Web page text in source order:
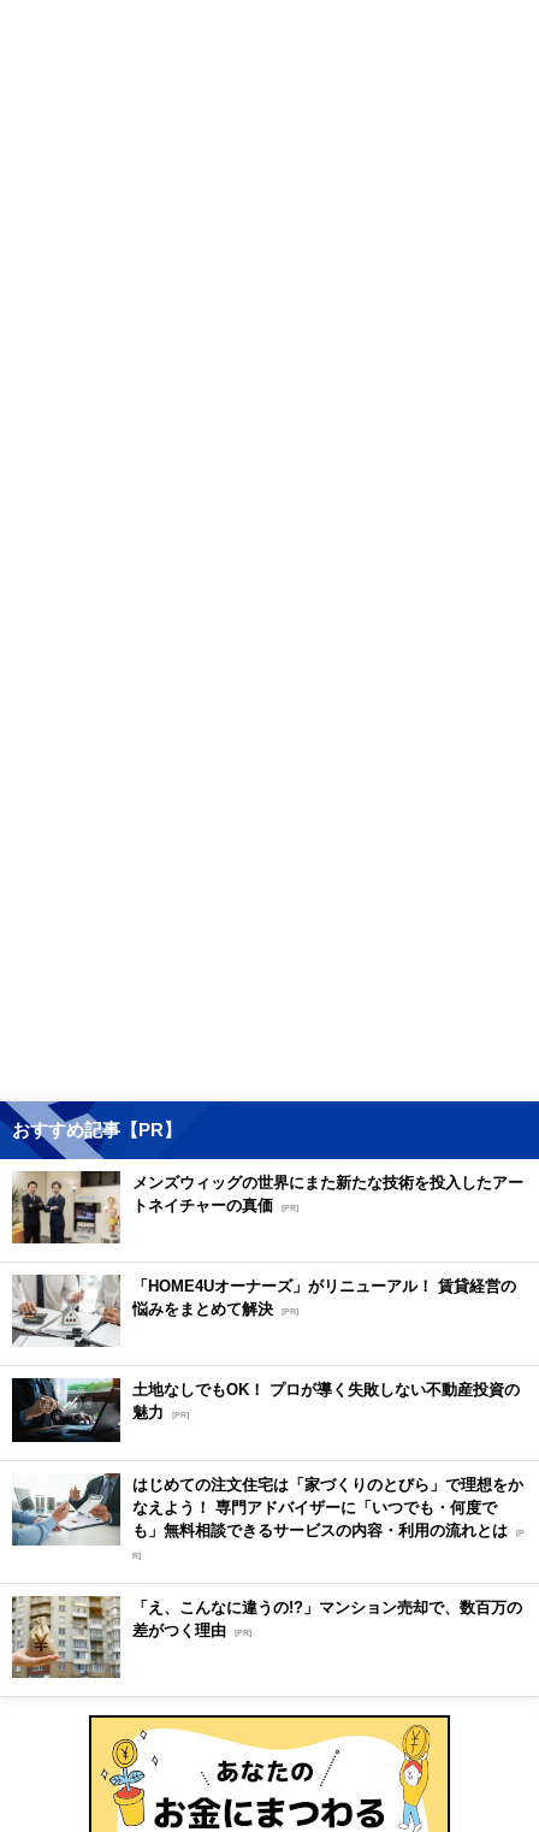
おすすめ記事【PR】
メンズウィッグの世界にまた新たな技術を投入したアー
トネイチャーの真価 [PR]
「HOME4Uオーナーズ」がリニューアル！ 賃貸経営の
悩みをまとめて解決 [PR]
土地なしでもOK！ プロが導く失敗しない不動産投資の
魅力
[PR]
はじめての注文住宅は「家づくりのとびら」で理想をか
なえよう！ 専門アドバイザーに「いつでも・何度で
も」無料相談できるサービスの内容・利用の流れとは [P
R]
「え、こんなに違うの!?」マンション売却で、数百万の
差がつく理由 [PR]